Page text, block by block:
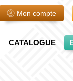
Mon compte
CATALOGUE